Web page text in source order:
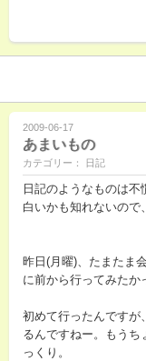
2009-06-17
あまいもの
カテゴリー： 日記
日記のようなものは
白いかも知れないので
昨日(月曜)、たまたま
に前から行ってみたか
初めて行ったんですが
るんですねー。もうち
っくり。